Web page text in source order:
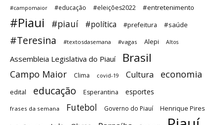
#campomaior #educação #eleições2022 #entretenimento
#Piaui #piauí #política #prefeitura #saúde
#Teresina #textosdasemana #vagas Alepi Altos
Assembleia Legislativa do Piauí Brasil
Campo Maior Clima covid-19 Cultura economia
edital educação Esperantina esportes
frases da semana Futebol Governo do Piauí Henrique Pires